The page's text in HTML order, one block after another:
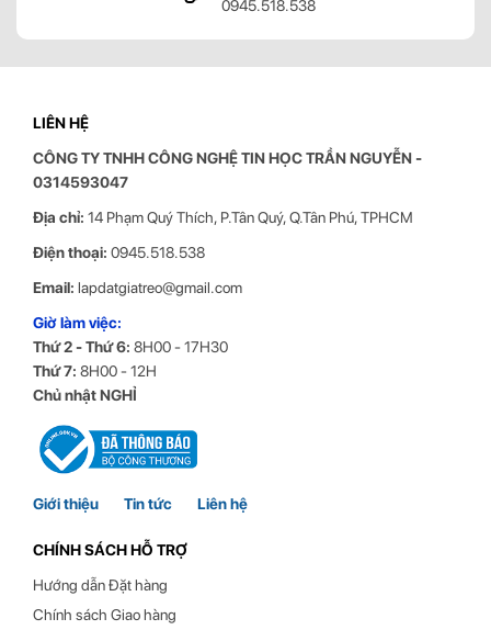
đồ hoạ.
Tần số quét 75Hz
Ngoài việc tích hợp tấm nền IPS, màn hình HP M24F 23.8 inch
chơi game, xem phim mà không bị giật lag, mang tới trải nghiệm sử
dụng khác biệt
LIÊN HỆ
CÔNG TY TNHH CÔNG NGHỆ TIN HỌCTRẦN NGUYỄN-
0314593047
Địa chỉ: 14 Phạm Quý Thích, P.Tân Quý, Q.Tân Phú, TPHCM
Điện thoại: 0945.518.538
Email: lapdatgiatreo@gmail.com
Giờ làm việc:
Thứ 2 - Thứ 6: 8H00 - 17H30
Thứ 7: 8H00 - 12H
Chủ nhật NGHỈ
Giới thiệu Tin tức Liên hệ
CHÍNH SÁCH HỖ TRỢ
Hướng dẫn Đặt hàng
Chính sách Giao hàng